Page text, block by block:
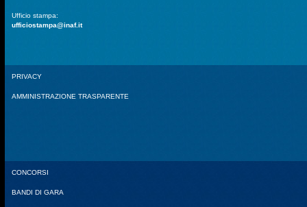
Ufficio stampa:
ufficiostampa@inaf.it
PRIVACY
AMMINISTRAZIONE TRASPARENTE
CONCORSI
BANDI DI GARA